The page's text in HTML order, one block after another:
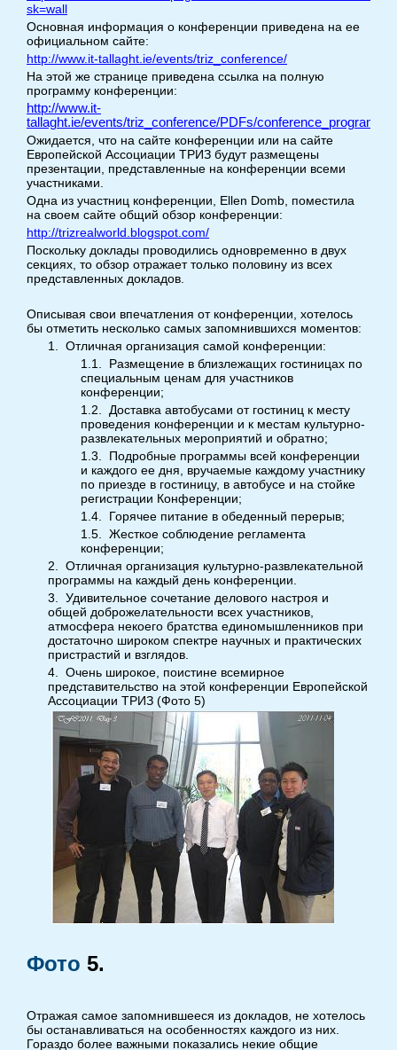
sk=wall
Основная информация о конференции приведена на ее
официальном сайте:
http://www.it-tallaght.ie/events/triz_conference/
На этой же странице приведена ссылка на полную
программу конференции:
http://www.it-
tallaght.ie/events/triz_conference/PDFs/
Ожидается, что на сайте конференции или на сайте
Европейской Ассоциации ТРИЗ будут размещены
презентации, представленные на конференции всеми
участниками.
Одна из участниц конференции, Ellen Domb, поместила
на своем сайте общий обзор конференции:
http://trizrealworld.blogspot.com/
Поскольку доклады проводились одновременно в двух
секциях, то обзор отражает только половину из всех
представленных докладов.
Описывая свои впечатления от конференции, хотелось
бы отметить несколько самых запомнившихся моментов:
1.
Отличная организация самой конференции:
1.1.
Размещение в близлежащих гостиницах по
специальным ценам для участников
конференции;
1.2.
Доставка автобусами от гостиниц к месту
проведения конференции и к местам культурно-
развлекательных мероприятий и обратно;
1.3.
Подробные программы всей конференции
и каждого ее дня, вручаемые каждому участнику
по приезде в гостиницу, в автобусе и на стойке
регистрации Конференции;
1.4.
Горячее питание в обеденный перерыв;
1.5.
Жесткое соблюдение регламента
конференции;
2.
Отличная организация культурно-развлекательной
программы на каждый день конференции.
3.
Удивительное сочетание делового настроя и
общей доброжелательности всех участников,
атмосфера некоего братства единомышленников при
достаточно широком спектре научных и практических
пристрастий и взглядов.
4.
Очень широкое, поистине всемирное
представительство на этой конференции Европейской
Ассоциации ТРИЗ (Фото 5)
Фото 5.
Отражая самое запомнившееся из докладов, не хотелось
бы останавливаться на особенностях каждого из них.
Гораздо более важными показались некие общие